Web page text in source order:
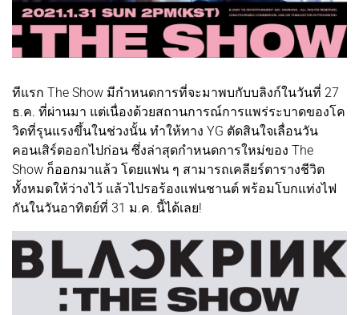
ทีแรก The Show มีกำหนดการที่จะมาพบกับบลิงก์ในวันที่ 27
ธ.ค. ที่ผ่านมา แต่เนื่องด้วยสถานการณ์การแพร่ระบาดของโค
วิดที่รุนแรงขึ้นในช่วงนั้น ทำให้ทาง YG ตัดสินใจเลื่อนวัน
คอนเสิร์ตออกไปก่อน ซึ่งล่าสุดกำหนดการใหม่ของ The
Show ก็ออกมาแล้ว โดยแฟน ๆ สามารถเคลียร์ตารางชีวิต
ทั้งหมดให้ว่างไว้ แล้วไปรอร้องแฟนชานต์ พร้อมโบกแท่งไฟ
กันในวันอาทิตย์ที่ 31 ม.ค. นี้ได้เลย!